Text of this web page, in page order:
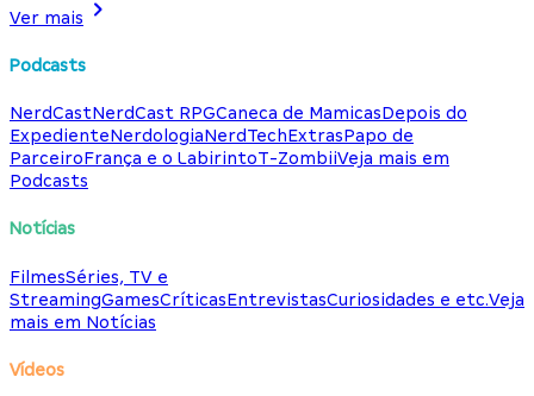
Ver mais
Podcasts
NerdCastNerdCast RPGCaneca de MamicasDepois do
ExpedienteNerdologiaNerdTechExtrasPapo de
ParceiroFrança e o LabirintoT-ZombiiVeja mais em
Podcasts
Notícias
FilmesSéries, TV e
StreamingGamesCríticasEntrevistasCuriosidades e etc.Veja
mais em Notícias
Vídeos